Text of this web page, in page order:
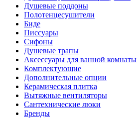
Душевые поддоны
Полотенцесушители
Биде
Писсуары
Сифоны
Душевые трапы
Аксессуары для ванной комнаты
Комплектующие
Дополнительные опции
Керамическая плитка
Вытяжные вентиляторы
Сантехнические люки
Бренды